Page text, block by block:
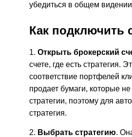
убедиться в общем видении
Как подключить
1. Открыть брокерский
счете, где есть стратегия.
соответствие портфелей
продает бумаги, которые
стратегии, поэтому для
стратегия.
2. Выбрать стратегию.